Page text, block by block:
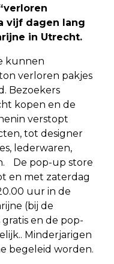
vijf dagen lang
in Utrecht.
kunnen
verloren pakjes
Bezoekers
kopen en de
verstopt
tot designer
lederwaren,
De pop-up store
en met zaterdag
uur in de
(bij de
en de pop-
Minderjarigen
begeleid worden.